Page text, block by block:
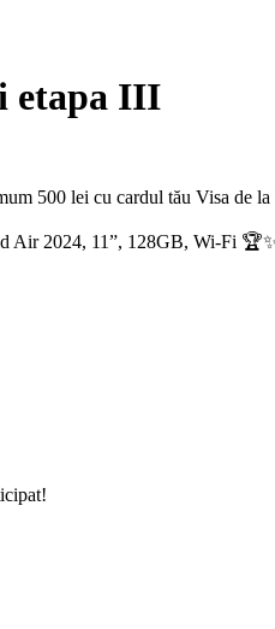
etapa III
500 lei cu cardul tău Visa de
Air 2024, 11”, 128GB, Wi-Fi